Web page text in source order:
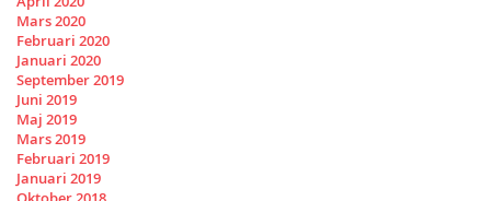
Mars 2020
Februari 2020
Januari 2020
September 2019
Juni 2019
Maj 2019
Mars 2019
Februari 2019
Januari 2019